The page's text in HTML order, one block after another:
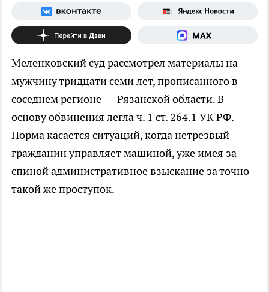
Меленковский суд рассмотрел материалы на
мужчину тридцати семи лет, прописанного в
соседнем регионе — Рязанской области. В
основу обвинения легла ч. 1 ст. 264.1 УК РФ.
Норма касается ситуаций, когда нетрезвый
гражданин управляет машиной, уже имея за
спиной административное взыскание за точно
такой же проступок.